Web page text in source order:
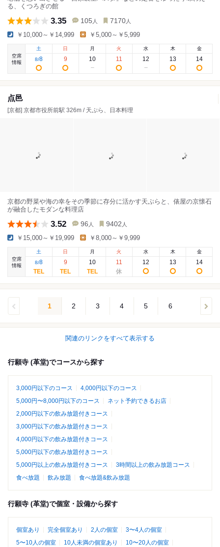
る、くつろぎの館
3.35 105 人 7170 人
￥10,000～￥14,999 ￥5,000～￥5,999
空席
情報
土
8/8
日
9
月
10
火
11
水
12
木
13
金
14
点邑
[京都] 京都市役所前駅 326m / 天ぷら、日本料理
京都の野菜や海の幸をその季節に存分に活かす天ぷらと、俵屋の京懐石
が融合したモダンな料理店
3.52 96 人 9402 人
￥15,000～￥19,999 ￥8,000～￥9,999
空席
情報
土
8/8
日
9
月
10
火
11
水
12
木
13
金
14
1 2 3 4 5 6
関連のリンクをすべて表示する
行願寺 (革堂)でコースから探す
3,000円以下のコース
4,000円以下のコース
5,000円〜8,000円以下のコース
ネット予約できるお店
2,000円以下の飲み放題付きコース
3,000円以下の飲み放題付きコース
4,000円以下の飲み放題付きコース
5,000円以下の飲み放題付きコース
5,000円以上の飲み放題付きコース
3時間以上の飲み放題コース
食べ放題
飲み放題 食べ放題&飲み放題
行願寺 (革堂)で個室・設備から探す
個室あり 完全個室あり 2人の個室
3〜4人の個室
5〜10人の個室
10人未満の個室あり
10〜20人の個室